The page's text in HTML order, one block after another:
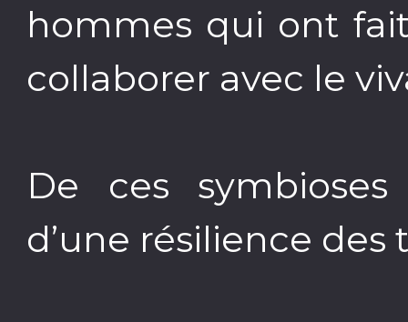
hommes qui ont
collaborer avec le
De ces
d’une résilience des